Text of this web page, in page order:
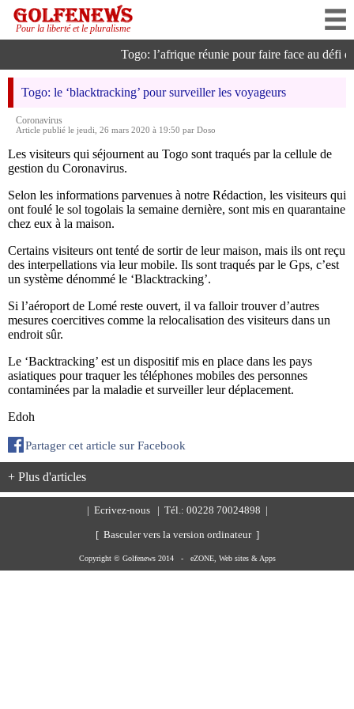
Pour la liberté et le pluralisme
Togo: l’afrique réunie pour faire face au défi
Togo: le ‘blacktracking’ pour surveiller les voyageurs
Coronavirus
Article publié le jeudi, 26 mars 2020 à 19:50 par Doso
Les visiteurs qui séjournent au Togo sont traqués par la cellule de
gestion du Coronavirus.
Selon les informations parvenues à notre Rédaction, les visiteurs qui
ont foulé le sol togolais la semaine dernière, sont mis en quarantaine
chez eux à la maison.
Certains visiteurs ont tenté de sortir de leur maison, mais ils ont reçu
des interpellations via leur mobile. Ils sont traqués par le Gps, c’est
un système dénommé le ‘Blacktracking’.
Si l’aéroport de Lomé reste ouvert, il va falloir trouver d’autres
mesures coercitives comme la relocalisation des visiteurs dans un
endroit sûr.
Le ‘Backtracking’ est un dispositif mis en place dans les pays
asiatiques pour traquer les téléphones mobiles des personnes
contaminées par la maladie et surveiller leur déplacement.
Edoh
Partager cet article sur Facebook
+ Plus d'articles
Ecrivez-nous | Tél.: 00228 70024898 |
[ Basculer vers la version ordinateur ]
Copyright © Golfenews 2014 - eZONE, Web sites & Apps